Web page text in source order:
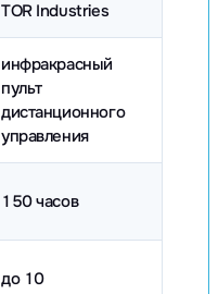
TOR Industries
инфракрасный
пульт
дистанционного
управления
150 часов
до 10